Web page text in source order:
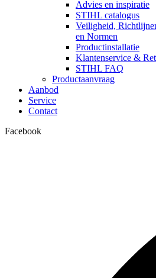
Advies en inspiratie
STIHL catalogus
Veiligheid,
en Normen
Productinstallatie
Klantenservice &
STIHL FAQ
Productaanvraag
Aanbod
Service
Contact
Facebook